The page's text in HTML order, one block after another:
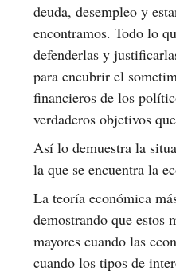
deuda, desempleo y
encontramos. Todo lo
defenderlas y
para encubrir el
financieros de los
verdaderos objetivos
Así lo demuestra la
la que se encuentra la
La teoría económica
demostrando que estos
mayores cuando las
cuando los tipos de